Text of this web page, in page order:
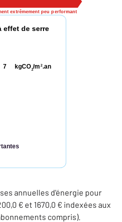
extrêmement peu performant
effet de serre
kgCO2/m 2.an
7
annuelles d'énergie pour
€ et 1670,0 € indexées aux
compris).